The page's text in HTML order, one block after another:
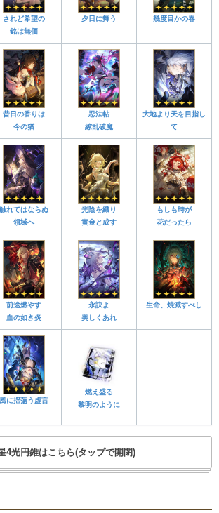
されど希望の
銘は無価
夕日に舞う 幾度目かの春
昔日の香りは
今の猶
忍法帖
繚乱破魔
大地より天を目指し
て
触れてはならぬ
領域へ
光陰を織り
黄金と成す
もしも時が
花だったら
前途燃やす
血の如き炎
永訣よ
美しくあれ
生命、焼滅すべし
風に揺蕩う虚言
燃え盛る
黎明のように
-
4光円錐はこちら(タップで開閉)